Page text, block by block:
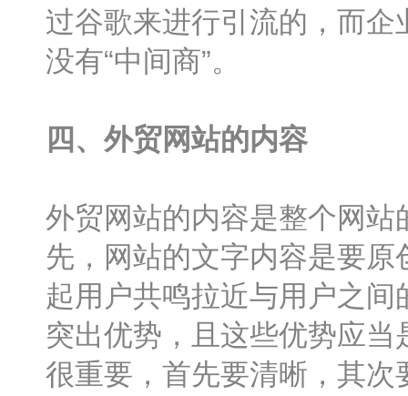
过谷歌来进行引流的，而
没有“中间商”。
四、外贸网站的内容
外贸网站的内容是整个网
先，网站的文字内容是要
起用户共鸣拉近与用户之
突出优势，且这些优势应
很重要，首先要清晰，其